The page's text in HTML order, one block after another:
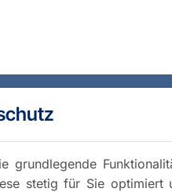
stetig für Sie optimiert